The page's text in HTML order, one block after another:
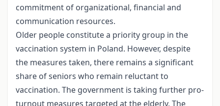
commitment of organizational, financial and
communication resources.
Older people constitute a priority group in the
vaccination system in Poland. However, despite
the measures taken, there remains a significant
share of seniors who remain reluctant to
vaccination. The government is taking further pro-
turnout measures targeted at the elderly. The